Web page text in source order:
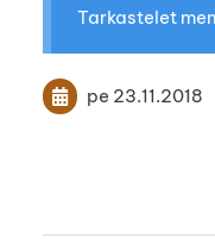
Tarkastelet
pe 23.11.2018